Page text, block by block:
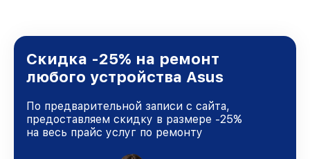
Краснодаре, постоянно повышая уровень
доверия и лояльности наших клиентов.
Скидка -25% на ремонт
любого устройства Asus
По предварительной записи с сайта,
предоставляем скидку в размере -25%
на весь прайс услуг по ремонту